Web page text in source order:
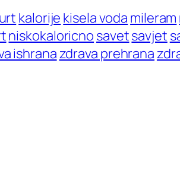
kalorije kisela voda mileram
niskokaloricno savetsavjet
ishranazdrava prehrana